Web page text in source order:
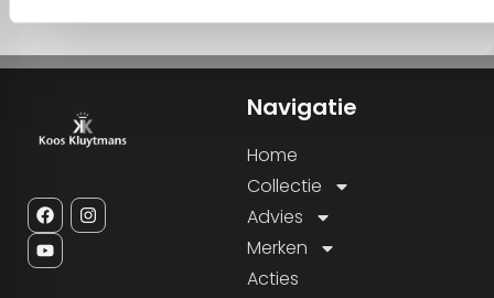
Navigatie
Home
Collectie
Advies
Merken
Acties